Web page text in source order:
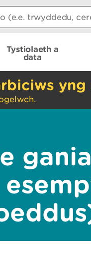
Tystiolaeth a
data